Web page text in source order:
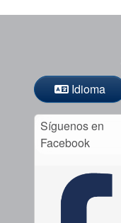
Idioma
Síguenos en
Facebook